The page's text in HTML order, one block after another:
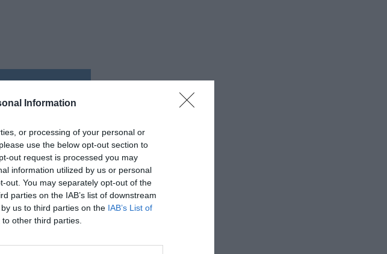
Information
or processing of your personal or
use the below opt-out section to
out request is processed you may
information utilized by us or personal
out. You may separately opt-out of the
parties on the IAB’s list of downstream
us to third parties on the IAB’s List of
other third parties.